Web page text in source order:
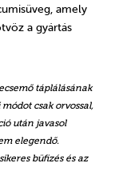
amely
a gyártás
táplálásának
csak orvossal,
után javasol
elegendő.
büfizés és az